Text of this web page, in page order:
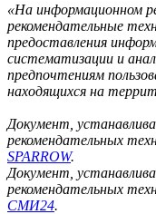
«На информационном
рекомендательные
предоставления
систематизации и
предпочтениям
находящихся на
Документ,
рекомендательных
SPARROW.
Документ,
рекомендательных
СМИ24.